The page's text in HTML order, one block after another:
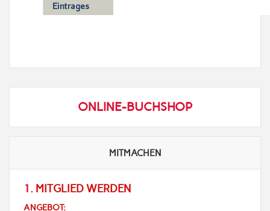
Eintrages
ONLINE-BUCHSHOP
MITMACHEN
1. MITGLIED WERDEN
ANGEBOT: